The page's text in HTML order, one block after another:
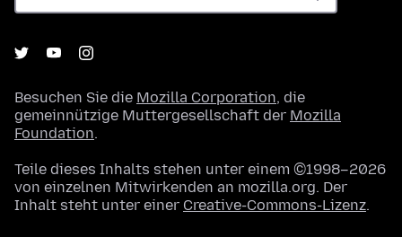
Besuchen Sie die Mozilla Corporation, die
gemeinnützige Muttergesellschaft der Mozilla
Foundation.
Teile dieses Inhalts stehen unter einem ©1998–2026
von einzelnen Mitwirkenden an mozilla.org. Der
Inhalt steht unter einer Creative-Commons-Lizenz.